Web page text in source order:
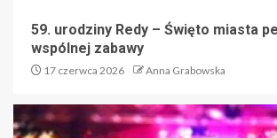
59. urodziny Redy – Święto miasta
wspólnej zabawy
17 czerwca 2026 Anna Grabowska